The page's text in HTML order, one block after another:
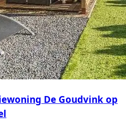
De Goudvink op